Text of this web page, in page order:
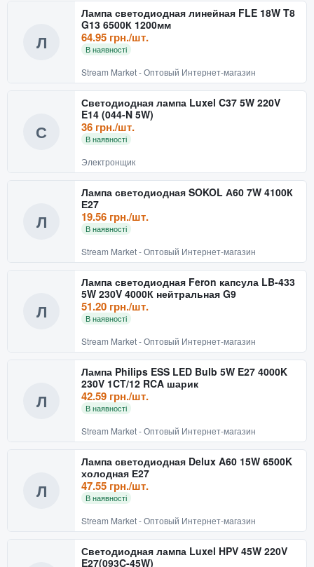
Л
Лампа светодиодная линейная FLE 18W T8
G13 6500К 1200мм
64.95 грн./шт.
В наявності
Stream Market - Оптовый Интернет-магазин
С
Светодиодная лампа Luxel C37 5W 220V
E14 (044-N 5W)
36 грн./шт.
В наявності
Электронщик
Л
Лампа светодиодная SOKOL А60 7W 4100К
Е27
19.56 грн./шт.
В наявності
Stream Market - Оптовый Интернет-магазин
Л
Лампа светодиодная Feron капсула LB-433
5W 230V 4000К нейтральная G9
51.20 грн./шт.
В наявності
Stream Market - Оптовый Интернет-магазин
Л
Лампа Philips ESS LED Bulb 5W E27 4000K
230V 1CT/12 RCA шарик
42.59 грн./шт.
В наявності
Stream Market - Оптовый Интернет-магазин
Л
Лампа светодиодная Delux A60 15W 6500K
холодная Е27
47.55 грн./шт.
В наявності
Stream Market - Оптовый Интернет-магазин
Светодиодная лампа Luxel HPV 45W 220V
E27(093C-45W)